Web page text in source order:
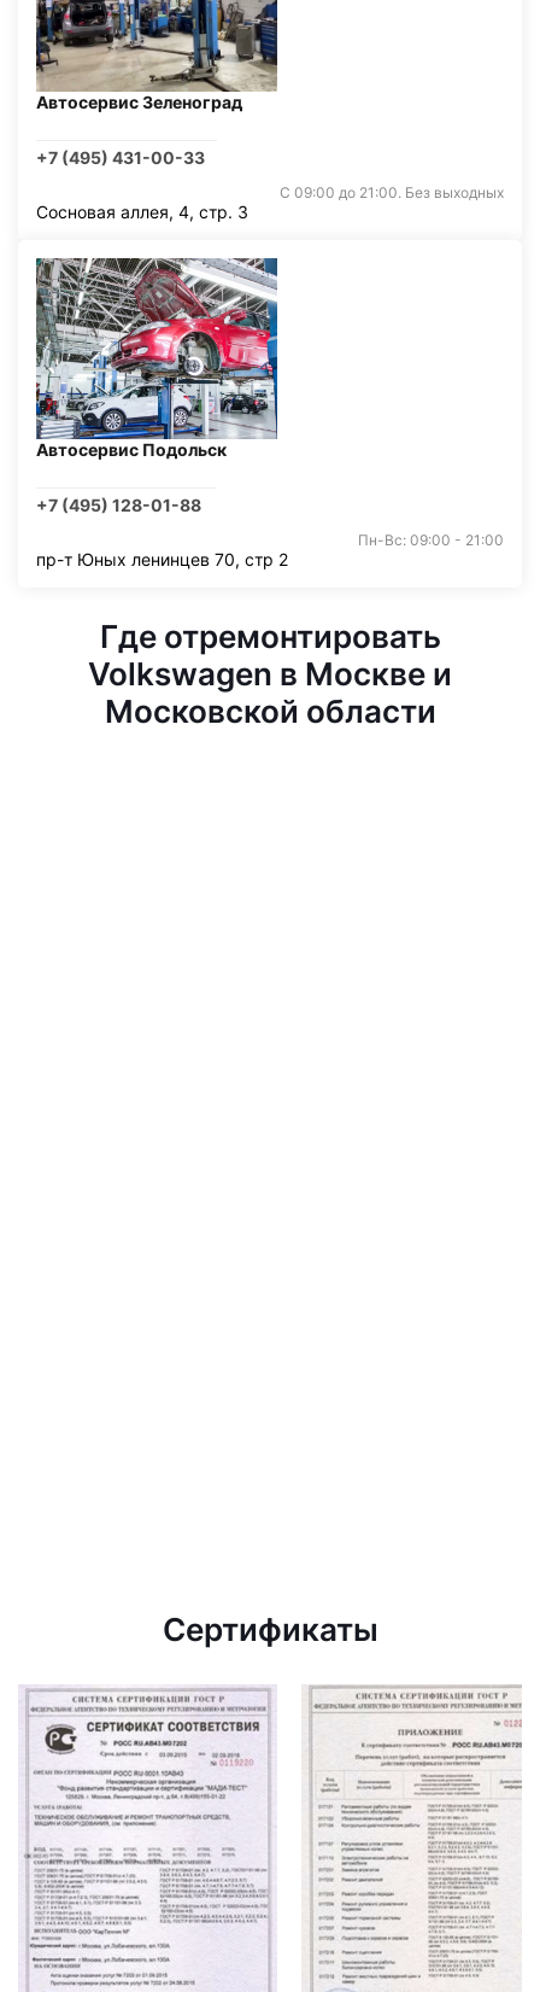
Автосервис Зеленоград
+7 (495) 431-00-33
С 09:00 до 21:00. Без выходных
Сосновая аллея, 4, стр. 3
Автосервис Подольск
+7 (495) 128-01-88
Пн-Вс: 09:00 - 21:00
пр-т Юных ленинцев 70, стр 2
Где отремонтировать
Volkswagen в Москве и
Московской области
Сертификаты